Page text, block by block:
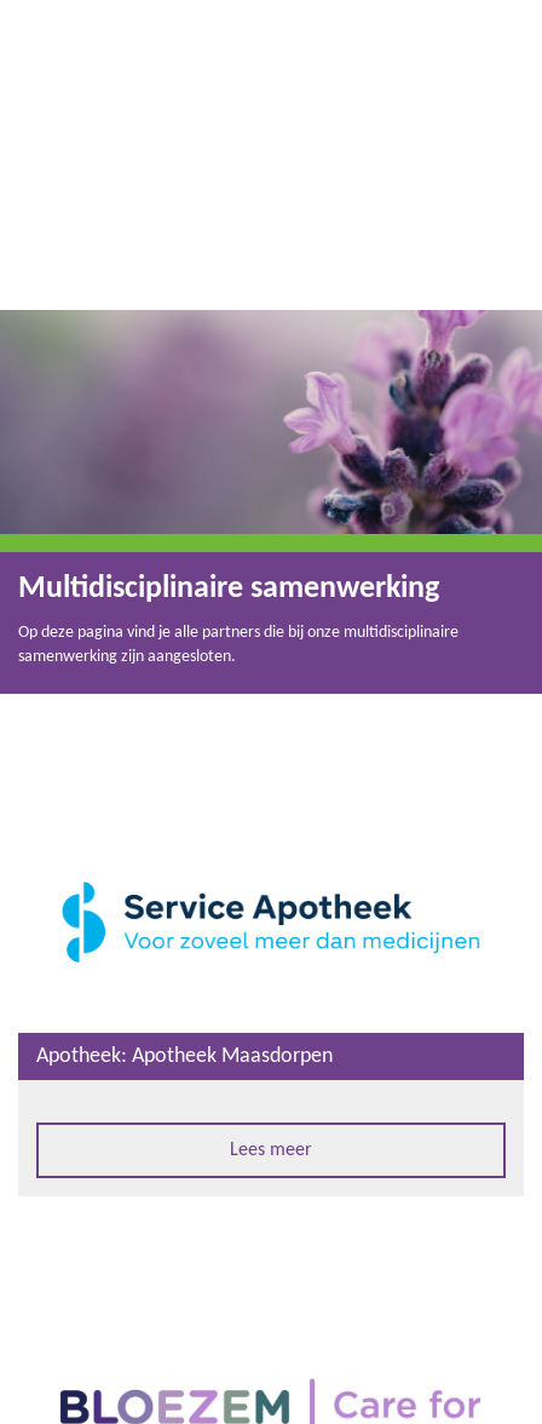
Multidisciplinaire samenwerking
Op deze pagina vind je alle partners die bij onze multidisciplinaire
samenwerking zijn aangesloten.
Apotheek: Apotheek Maasdorpen
Lees meer